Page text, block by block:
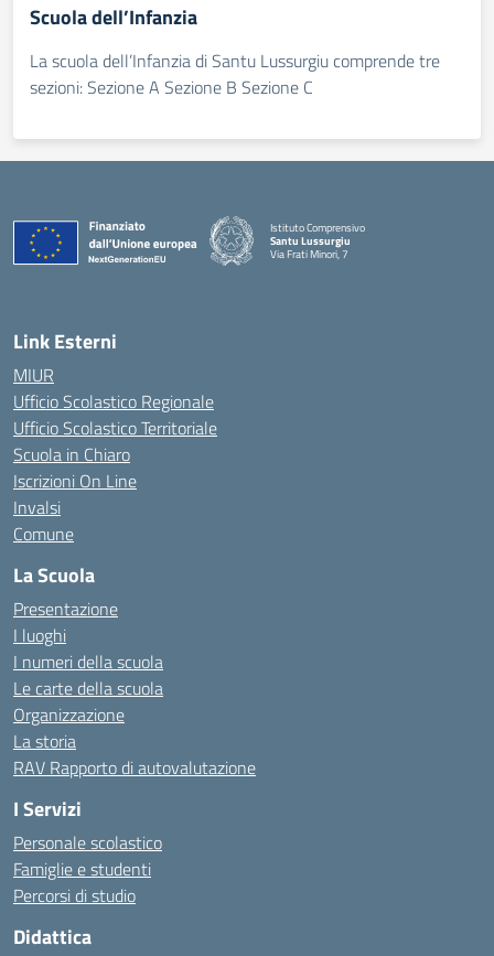
Scuola dell’Infanzia
La scuola dell’Infanzia di Santu Lussurgiu comprende tre
sezioni: Sezione A Sezione B Sezione C
Istituto Comprensivo
Santu Lussurgiu
Via Frati Minori, 7
Link Esterni
MIUR
Ufficio Scolastico Regionale
Ufficio Scolastico Territoriale
Scuola in Chiaro
Iscrizioni On Line
Invalsi
Comune
La Scuola
Presentazione
I luoghi
I numeri della scuola
Le carte della scuola
Organizzazione
La storia
RAV Rapporto di autovalutazione
I Servizi
Personale scolastico
Famiglie e studenti
Percorsi di studio
Didattica